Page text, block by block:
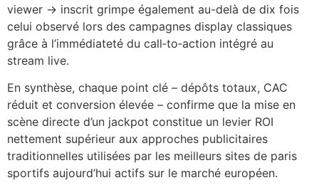
viewer → inscrit grimpe également au-delà de dix fois
celui observé lors des campagnes display classiques
grâce à l’immédiateté du call‑to‑action intégré au
stream live.
En synthèse, chaque point clé – dépôts totaux, CAC
réduit et conversion élevée – confirme que la mise en
scène directe d’un jackpot constitue un levier ROI
nettement supérieur aux approches publicitaires
traditionnelles utilisées par les meilleurs sites de paris
sportifs aujourd’hui actifs sur le marché européen.